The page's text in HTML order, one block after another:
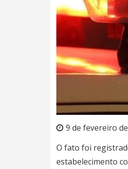
9 de fevereiro
O fato foi
estabelecimento